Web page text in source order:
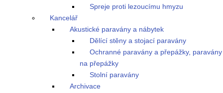
Spreje proti lezoucímu hmyzu
Kancelář
Akustické paravány a nábytek
Dělící stěny a stojací paravány
Ochranné paravány a přepážky, paravány
na přepážky
Stolní paravány
Archivace